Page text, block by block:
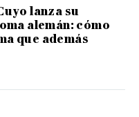
lanza su
alemán: cómo
que además